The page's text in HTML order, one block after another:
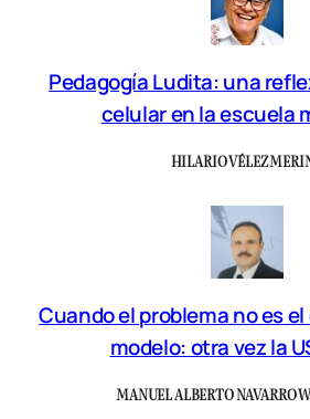
Pedagogía Ludita: una
celular en la escuela
HILARIO VÉLEZ
Cuando el problema no es
modelo: otra vez la
MANUEL ALBERTO NAVARRO